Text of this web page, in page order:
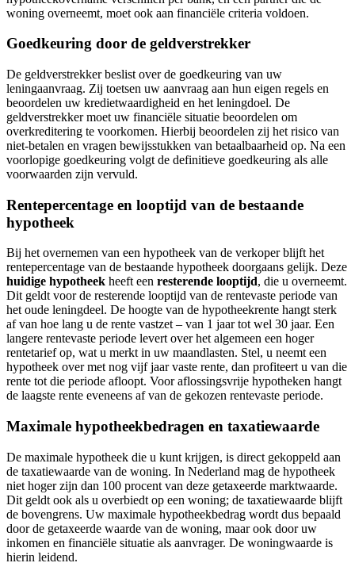
woning overneemt, moet ook aan financiële criteria voldoen.
Goedkeuring door de geldverstrekker
De geldverstrekker beslist over de goedkeuring van uw
leningaanvraag. Zij toetsen uw aanvraag aan hun eigen regels en
beoordelen uw kredietwaardigheid en het leningdoel. De
geldverstrekker moet uw financiële situatie beoordelen om
overkreditering te voorkomen. Hierbij beoordelen zij het risico van
niet-betalen en vragen bewijsstukken van betaalbaarheid op. Na een
voorlopige goedkeuring volgt de definitieve goedkeuring als alle
voorwaarden zijn vervuld.
Rentepercentage en looptijd van de bestaande
hypotheek
Bij het overnemen van een hypotheek van de verkoper blijft het
rentepercentage van de bestaande hypotheek doorgaans gelijk. Deze
huidige hypotheek heeft een resterende looptijd, die u overneemt.
Dit geldt voor de resterende looptijd van de rentevaste periode van
het oude leningdeel. De hoogte van de hypotheekrente hangt sterk
af van hoe lang u de rente vastzet – van 1 jaar tot wel 30 jaar. Een
langere rentevaste periode levert over het algemeen een hoger
rentetarief op, wat u merkt in uw maandlasten. Stel, u neemt een
hypotheek over met nog vijf jaar vaste rente, dan profiteert u van die
rente tot die periode afloopt. Voor aflossingsvrije hypotheken hangt
de laagste rente eveneens af van de gekozen rentevaste periode.
Maximale hypotheekbedragen en taxatiewaarde
De maximale hypotheek die u kunt krijgen, is direct gekoppeld aan
de taxatiewaarde van de woning. In Nederland mag de hypotheek
niet hoger zijn dan 100 procent van deze getaxeerde marktwaarde.
Dit geldt ook als u overbiedt op een woning; de taxatiewaarde blijft
de bovengrens. Uw maximale hypotheekbedrag wordt dus bepaald
door de getaxeerde waarde van de woning, maar ook door uw
inkomen en financiële situatie als aanvrager. De woningwaarde is
hierin leidend.